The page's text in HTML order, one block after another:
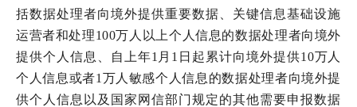
括数据处理者向境外提供重要数据、关键信息基础设施
运营者和处理100万人以上个人信息的数据处理者向境外
提供个人信息、自上年1 月 1 日起累计向境外提供10万人
个人信息或者1 万人敏感个人信息的数据处理者向境外提
供个人信息以及国家网信部门规定的其他需要申报数据